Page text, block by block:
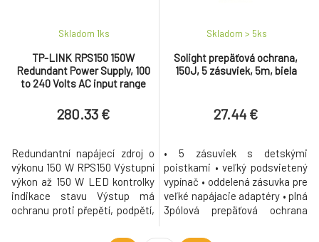
TP-LINK RPS150 150W
Redundant Power Supply, 100
to 240 Volts AC input range
Skladom 1ks
280.33 €
Redundantní napájecí zdroj o
výkonu 150 W RPS150 Výstupní
výkon až 150 W LED kontrolky
indikace stavu Výstup má
ochranu proti přepětí, podpětí,
volně nebo jej lze instalovat do
Solight prepäťová ochrana,
150J, 5 zásuviek, 5m, biela
Skladom > 5ks
27.44 €
• 5 zásuviek s detskými
poistkami • veľký podsvietený
vypínač • oddelená zásuvka pre
veľké napájacie adaptéry • plná
3pólová prepäťová ochrana
N-PE) • maximálne napätie: